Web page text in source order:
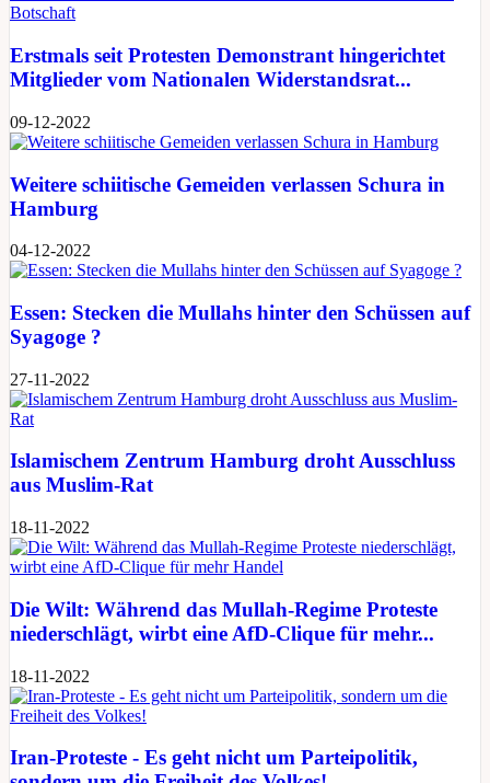
Erstmals seit Protesten Demonstrant hingerichtet
Mitglieder vom Nationalen Widerstandsrat...
09-12-2022
Weitere schiitische Gemeiden verlassen Schura in
Hamburg
04-12-2022
Essen: Stecken die Mullahs hinter den Schüssen auf
Syagoge ?
27-11-2022
Islamischem Zentrum Hamburg droht Ausschluss
aus Muslim-Rat
18-11-2022
Die Wilt: Während das Mullah-Regime Proteste
niederschlägt, wirbt eine AfD-Clique für mehr...
18-11-2022
Iran-Proteste - Es geht nicht um Parteipolitik,